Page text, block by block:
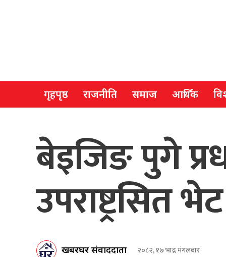
गृहपृष्ठ राजनीति समाज आर्थिक
बेइजिङ पुगे
उपराष्ट्रसित
खबरघर संवाददाता २०८२, १७ भाद्र मंगलबार